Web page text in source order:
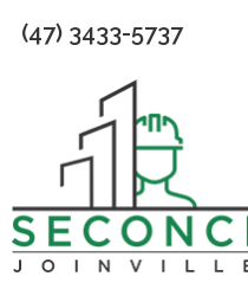
(47) 3433-5737